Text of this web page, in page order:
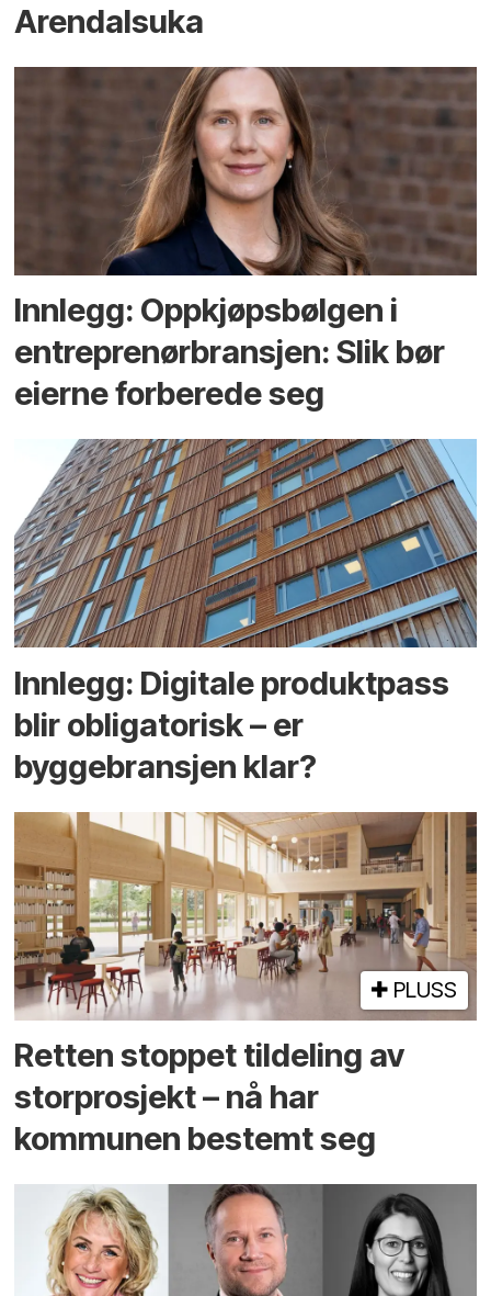
Arendals­uka
Innlegg: Oppkjøps­bølgen i
entreprenør­bransjen: Slik bør
eierne forberede seg
Innlegg: Digitale produktpass
blir obligatorisk – er
byggebransjen klar?
PLUSS
Retten stoppet tildeling av
storprosjekt – nå har
kommunen bestemt seg